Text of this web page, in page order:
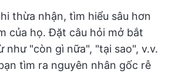
thừa nhận, tìm hiểu sâu hơn
của họ. Đặt câu hỏi mở bắt
như "còn gì nữa", "tại sao", v.v.
tìm ra nguyên nhân gốc rễ